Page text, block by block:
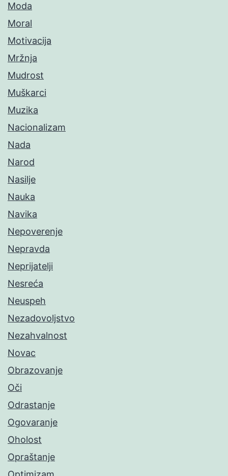
Moda
Moral
Motivacija
Mržnja
Mudrost
Muškarci
Muzika
Nacionalizam
Nada
Narod
Nasilje
Nauka
Navika
Nepoverenje
Nepravda
Neprijatelji
Nesreća
Neuspeh
Nezadovoljstvo
Nezahvalnost
Novac
Obrazovanje
Oči
Odrastanje
Ogovaranje
Oholost
Opraštanje